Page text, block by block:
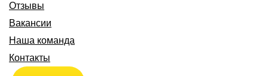
Отзывы
Вакансии
Наша команда
Контакты